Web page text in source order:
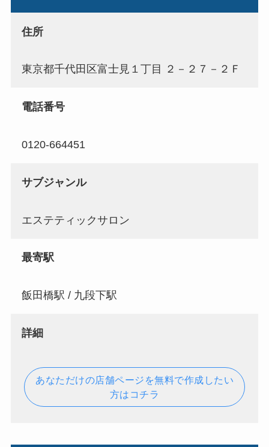
住所
東京都千代田区富士見１丁目 ２－２７－２Ｆ
電話番号
0120-664451
サブジャンル
エステティックサロン
最寄駅
飯田橋駅 / 九段下駅
詳細
あなただけの店舗ページを無料で作成したい
方はコチラ